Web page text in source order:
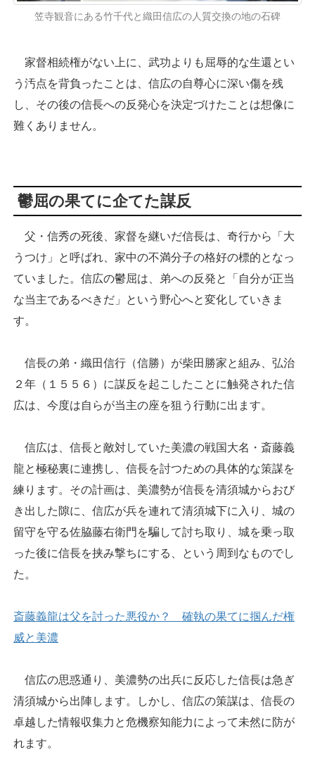
笠寺観音にある竹千代と織田信広の人質交換の地の石碑
家督相続権がない上に、武功よりも屈辱的な生還とい
う汚点を背負ったことは、信広の自尊心に深い傷を残
し、その後の信長への反発心を決定づけたことは想像に
難くありません。
鬱屈の果てに企てた謀反
父・信秀の死後、家督を継いだ信長は、奇行から「大
うつけ」と呼ばれ、家中の不満分子の格好の標的となっ
ていました。信広の鬱屈は、弟への反発と「自分が正当
な当主であるべきだ」という野心へと変化していきま
す。
信長の弟・織田信行（信勝）が柴田勝家と組み、弘治
２年（１５５６）に謀反を起こしたことに触発された信
広は、今度は自らが当主の座を狙う行動に出ます。
信広は、信長と敵対していた美濃の戦国大名・斎藤義
龍と極秘裏に連携し、信長を討つための具体的な策謀を
練ります。その計画は、美濃勢が信長を清須城からおび
き出した隙に、信広が兵を連れて清須城下に入り、城の
留守を守る佐脇藤右衛門を騙して討ち取り、城を乗っ取
った後に信長を挟み撃ちにする、という周到なものでし
た。
斎藤義龍は父を討った悪役か？ 確執の果てに掴んだ権
威と美濃
信広の思惑通り、美濃勢の出兵に反応した信長は急ぎ
清須城から出陣します。しかし、信広の策謀は、信長の
卓越した情報収集力と危機察知能力によって未然に防が
れます。